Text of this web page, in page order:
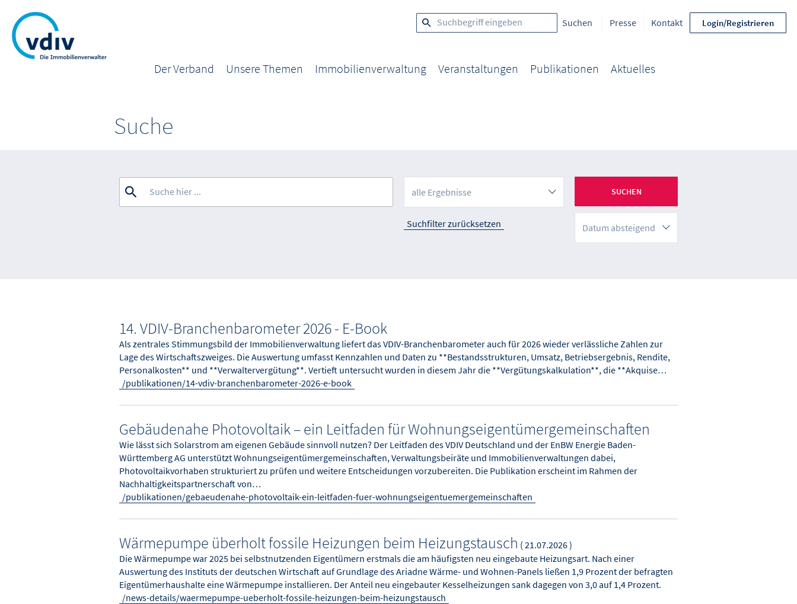
Presse Kontakt Login/Registrieren
Der Verband Unsere Themen Immobilienverwaltung Veranstaltungen Publikationen Aktuelles
Suche
alle Ergebnisse
Suchfilter zurücksetzen Datum absteigend
14. VDIV-Branchenbarometer 2026 - E-Book
Als zentrales Stimmungsbild der Immobilienverwaltung liefert das VDIV-Branchenbarometer auch für 2026 wieder verlässliche Zahlen zur
Lage des Wirtschaftszweiges. Die Auswertung umfasst Kennzahlen und Daten zu **Bestandsstrukturen, Umsatz, Betriebsergebnis, Rendite,
Personalkosten** und **Verwaltervergütung**. Vertieft untersucht wurden in diesem Jahr die **Vergütungskalkulation**, die **Akquise…
/publikationen/14-vdiv-branchenbarometer-2026-e-book
Gebäudenahe Photovoltaik – ein Leitfaden für Wohnungseigentümergemeinschaften
Wie lässt sich Solarstrom am eigenen Gebäude sinnvoll nutzen? Der Leitfaden des VDIV Deutschland und der EnBW Energie Baden-
Württemberg AG unterstützt Wohnungseigentümergemeinschaften, Verwaltungsbeiräte und Immobilienverwaltungen dabei,
Photovoltaikvorhaben strukturiert zu prüfen und weitere Entscheidungen vorzubereiten. Die Publikation erscheint im Rahmen der
Nachhaltigkeitspartnerschaft von…
/publikationen/gebaeudenahe-photovoltaik-ein-leitfaden-fuer-wohnungseigentuemergemeinschaften
Wärmepumpe überholt fossile Heizungen beim Heizungstausch ( 21.07.2026 )
Die Wärmepumpe war 2025 bei selbstnutzenden Eigentümern erstmals die am häufigsten neu eingebaute Heizungsart. Nach einer
Auswertung des Instituts der deutschen Wirtschaft auf Grundlage des Ariadne Wärme- und Wohnen-Panels ließen 1,9 Prozent der befragten
Eigentümerhaushalte eine Wärmepumpe installieren. Der Anteil neu eingebauter Kesselheizungen sank dagegen von 3,0 auf 1,4 Prozent.
/news-details/waermepumpe-ueberholt-fossile-heizungen-beim-heizungstausch